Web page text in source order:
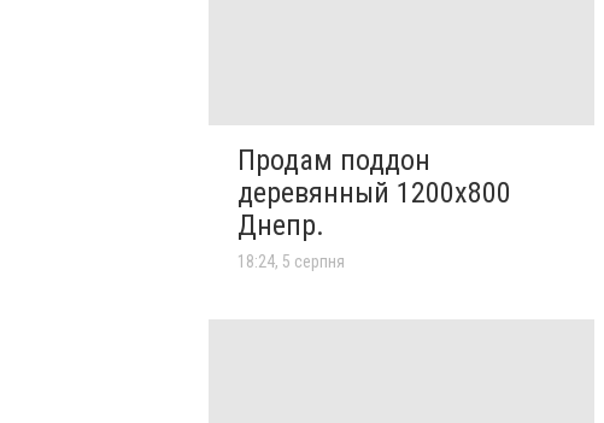
Продам поддон
деревянный 1200х800
Днепр.
18:24, 5 серпня